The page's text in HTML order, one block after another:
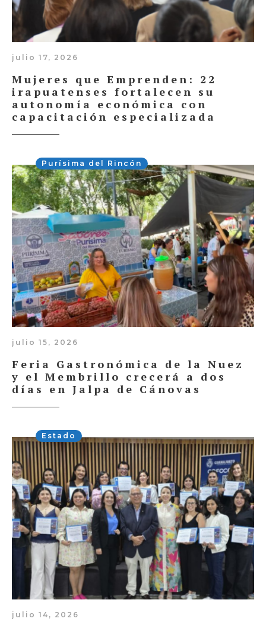
julio 17, 2026
Mujeres que Emprenden: 22
irapuatenses fortalecen su
autonomía económica con
capacitación especializada
Purísima del Rincón
julio 15, 2026
Feria Gastronómica de la Nuez
y el Membrillo crecerá a dos
días en Jalpa de Cánovas
Estado
julio 14, 2026